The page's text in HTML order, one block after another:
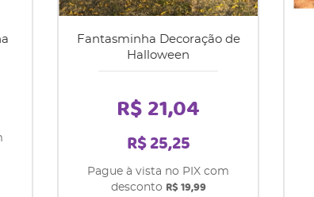
Fantasminha Decoração de
Halloween
R$ 21,04
R$ 25,25
Pague à vista no PIX com
desconto R$ 19,99